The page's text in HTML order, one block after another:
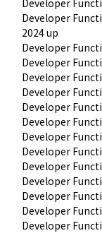
Developer
2024 up
Developer
Developer
Developer
Developer
Developer
Developer
Developer
Developer
Developer
Developer
Developer
Developer
Developer